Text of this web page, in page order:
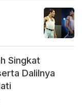
Singkat
Dalilnya